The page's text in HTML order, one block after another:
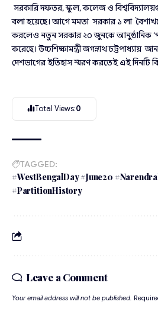
সরকারি দফতর, স্কুল, কলেজ ও
বলা হয়েছে। আগে মমতা সরকার ১ লা
করলেও নতুন সরকার ২০ জুনকে আনুষ্ঠানিক
করেছে। উচ্চশিক্ষামন্ত্রী জগন্নাথ চট্টপাধ্যায়
দেশভাগের ইতিহাস স্মরণ করতেই এই দিনটি
Total Views:0
TAGGED:
#WestBengalDay #June20
#PartitionHistory
Leave a Comment
Your email address will not be published.